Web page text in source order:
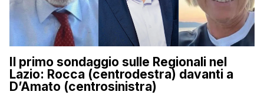
Il primo sondaggio sulle Regionali nel
Lazio: Rocca (centrodestra) davanti a
D’Amato (centrosinistra)